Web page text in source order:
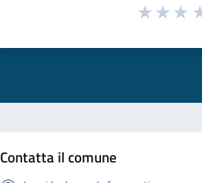
Contatta il comune